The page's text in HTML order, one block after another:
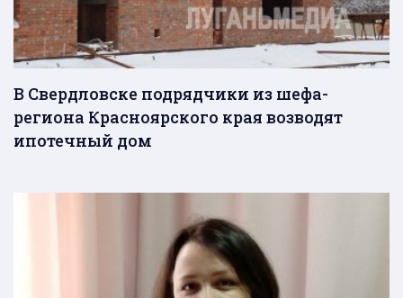
В Свердловске подрядчики из шефа-
региона Красноярского края возводят
ипотечный дом